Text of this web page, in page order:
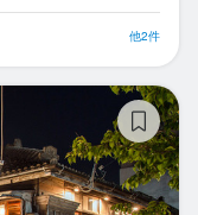
他2件